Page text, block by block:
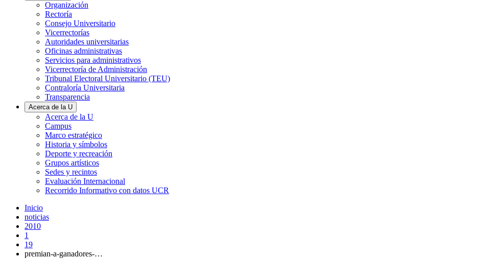
Organización
Rectoría
Consejo Universitario
Vicerrectorías
Autoridades universitarias
Oficinas administrativas
Servicios para administrativos
Vicerrectoría de Administración
Tribunal Electoral Universitario (TEU)
Contraloría Universitaria
Transparencia
Acerca de la U
Acerca de la U
Campus
Marco estratégico
Historia y símbolos
Deporte y recreación
Grupos artísticos
Sedes y recintos
Evaluación Internacional
Recorrido Informativo con datos UCR
Inicio
noticias
2010
1
19
premian-a-ganadores-…